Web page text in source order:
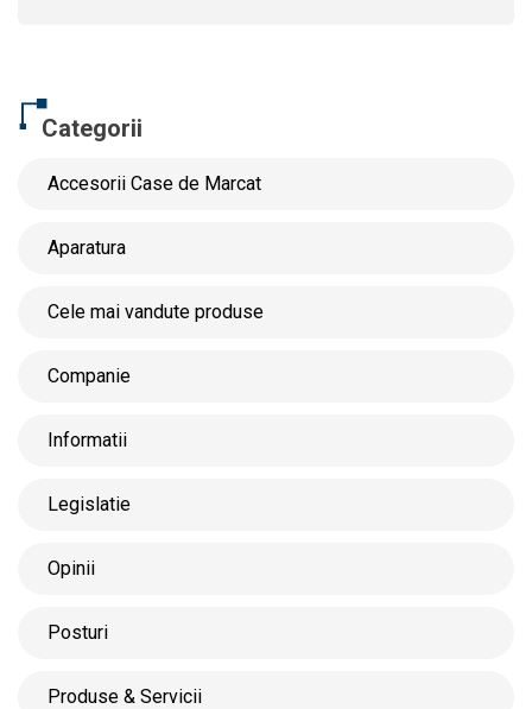
Categorii
Accesorii Case de Marcat
Aparatura
Cele mai vandute produse
Companie
Informatii
Legislatie
Opinii
Posturi
Produse & Servicii